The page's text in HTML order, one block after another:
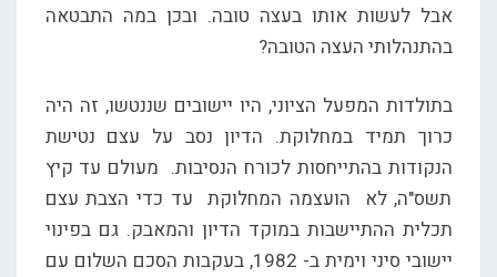
אבל לעשות אותו בעצה טובה. ובכן במה התבטאה
בהתנהלותי העצה הטובה?
בתולדות המפעל הציוני, היו יישובים שננטשו, זה היה
כרוך תמיד במחלוקת. הדיון נסב על עצם נטישת
הנקודות בהתייחסות לכורח הנסיבות. מעולם עד קיץ
תשס"ה, לא הועצמה המחלוקת עד כדי הצבת עצם
תכלית ההתיישבות במוקד הדיון והמאבק. גם בפינוי
יישובי סיני וימית ב- 1982, בעקבות הסכם השלום עם